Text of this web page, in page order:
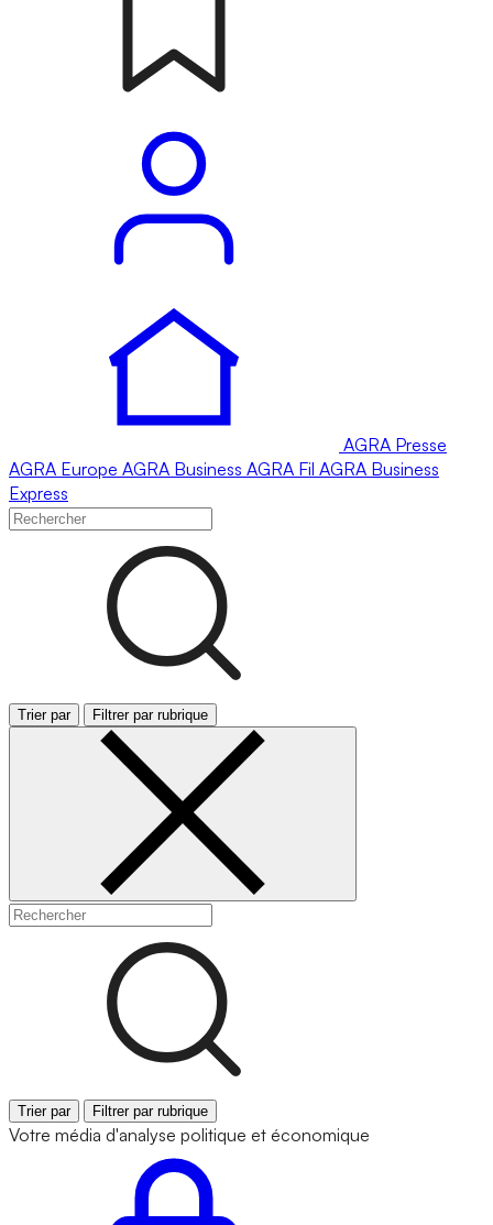
AGRA Presse
AGRA Europe AGRA Business AGRA Fil AGRA Business
Express
Trier par Filtrer par rubrique
Trier par Filtrer par rubrique
Votre média d'analyse politique et économique